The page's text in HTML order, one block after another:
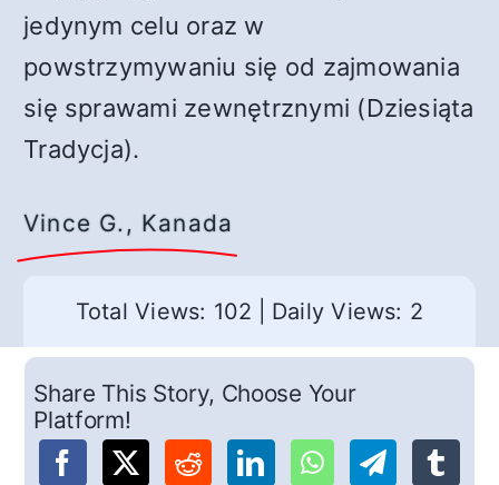
jedynym celu oraz w
powstrzymywaniu się od zajmowania
się sprawami zewnętrznymi (Dziesiąta
Tradycja).
Vince G., Kanada
Total Views: 102 Daily Views: 2
Share This Story, Choose Your
Platform!